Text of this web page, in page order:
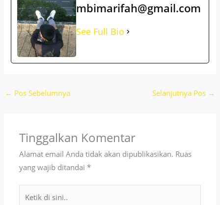
mbimarifah@gmail.com
See Full Bio
← Pos Sebelumnya Selanjutnya Pos →
Tinggalkan Komentar
Alamat email Anda tidak akan dipublikasikan. Ruas
yang wajib ditandai*